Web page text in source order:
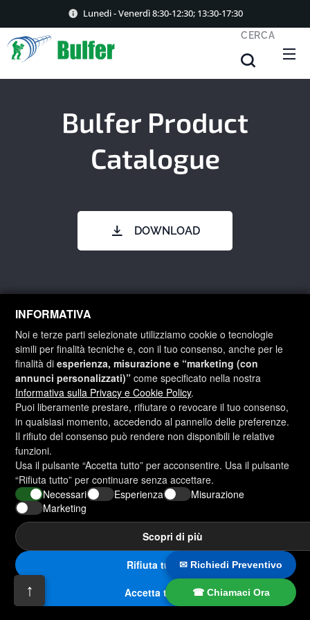
↑
✉ Richiedi Preventivo
☎ Chiamaci Ora
INFORMATIVA
Noi e terze parti selezionate utilizziamo cookie o tecnologie
simili per finalità tecniche e, con il tuo consenso, anche per le
finalità diesperienza, misurazione e “marketing (con
annunci personalizzati)” come specificato nella nostra
Informativa sulla Privacy e Cookie Policy.
Puoi liberamente prestare, rifiutare o revocare il tuo consenso,
in qualsiasi momento, accedendo al pannello delle preferenze.
Il rifiuto del consenso può rendere non disponibili le relative
funzioni.
Usa il pulsante “Accetta tutto” per acconsentire. Usa il pulsante
“Rifiuta tutto” per continuare senza accettare.
Necessari
Esperienza
Misurazione
Marketing
Scopri di più
Rifiuta tutto
Accetta tutto
Lunedi - Venerdì 8:30-12:30; 13:30-17:30
CERCA
Bulfer Product
Catalogue
DOWNLOAD
Sito realizzato da
Cookies
Lingue
Română
Utilizziamo i cookie per consentire il corretto funzionamento
e la sicurezza del nostro sito web e per offrirti la migliore
esperienza utente possibile.
Accetta solo i necessari Accetta tutti